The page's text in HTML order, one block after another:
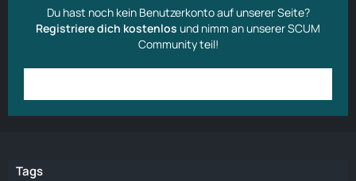
Du hast noch kein Benutzerkonto auf unserer Seite?
Registriere dich kostenlos und nimm an unserer SCUM
Community teil!
Tags